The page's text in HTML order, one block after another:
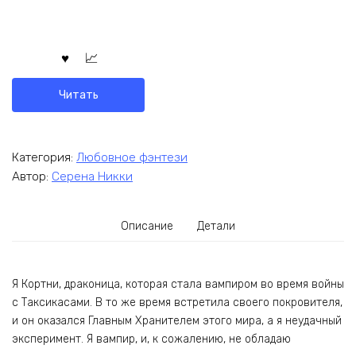
Читать
Категория: Любовное фэнтези
Автор: Серена Никки
Описание Детали
Я Кортни, драконица, которая стала вампиром во время войны
с Таксикасами. В то же время встретила своего покровителя,
и он оказался Главным Хранителем этого мира, а я неудачный
эксперимент. Я вампир, и, к сожалению, не обладаю